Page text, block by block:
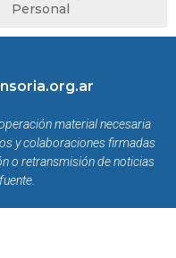
Personal
material necesaria
y colaboraciones firmadas
o retransmisión de noticias